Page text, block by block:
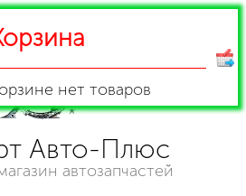
Авто-Плюс
автозапчастей
нет товаров